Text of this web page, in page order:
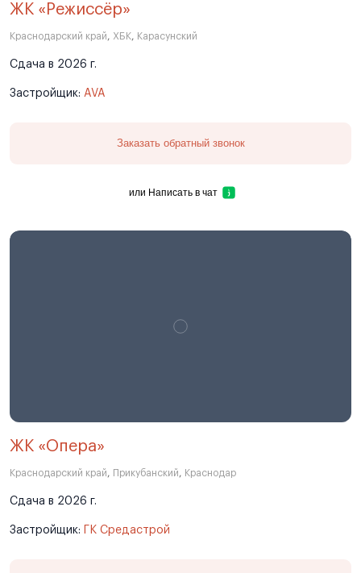
ЖК «Режиссёр»
Краснодарский край, ХБК, Карасунский
Сдача в 2026 г.
Застройщик: AVA
Заказать обратный звонок
или Написать в чат
ЖК «Опера»
Краснодарский край, Прикубанский, Краснодар
Сдача в 2026 г.
Застройщик: ГК Средастрой